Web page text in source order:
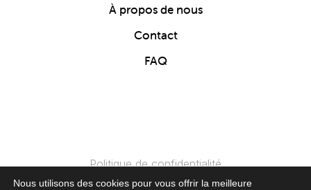
À propos de nous
Contact
FAQ
Politique de confidentialité
Nous utilisons des cookies pour vous offrir la meilleure